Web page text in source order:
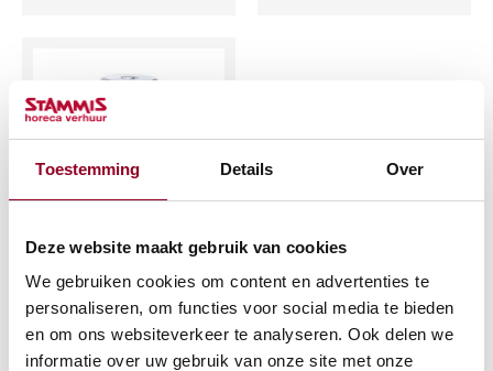
Toestemming Details Over
Deze website maakt gebruik van cookies
We gebruiken cookies om content en advertenties te
personaliseren, om functies voor social media te bieden
en om ons websiteverkeer te analyseren. Ook delen we
informatie over uw gebruik van onze site met onze
Container 20ltr.
geisoleerd
€25,29
(excl. btw)